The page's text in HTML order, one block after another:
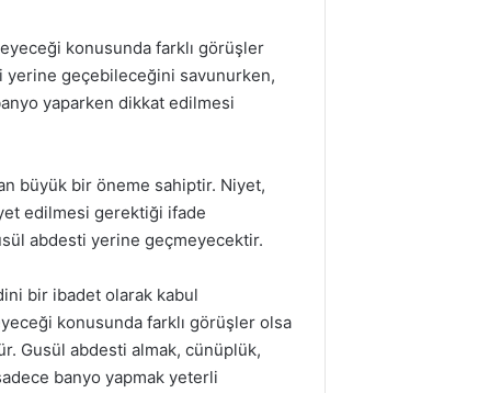
konusunda farklı görüşler
yerine geçebileceğini savunurken,
yaparken dikkat edilmesi
büyük bir öneme sahiptir. Niyet,
edilmesi gerektiği ifade
abdesti yerine geçmeyecektir.
bir ibadet olarak kabul
konusunda farklı görüşler olsa
Gusül abdesti almak, cünüplük,
banyo yapmak yeterli